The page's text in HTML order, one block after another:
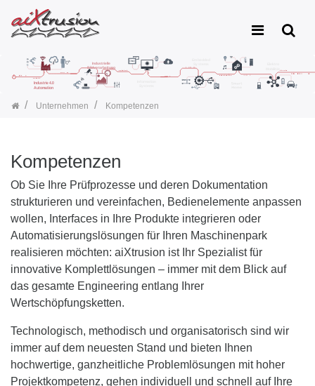
Unternehmen Kompetenzen
Kompetenzen
Ob Sie Ihre Prüfprozesse und deren Dokumentation
strukturieren und vereinfachen, Bedienelemente anpassen
wollen, Interfaces in Ihre Produkte integrieren oder
Automatisierungslösungen für Ihren Maschinenpark
realisieren möchten: aiXtrusion ist Ihr Spezialist für
innovative Komplettlösungen – immer mit dem Blick auf
das gesamte Engineering entlang Ihrer
Wertschöpfungsketten.
Technologisch, methodisch und organisatorisch sind wir
immer auf dem neuesten Stand und bieten Ihnen
hochwertige, ganzheitliche Problemlösungen mit hoher
Projektkompetenz, gehen individuell und schnell auf Ihre